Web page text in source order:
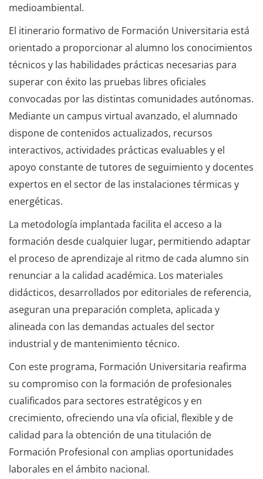
medioambiental.
El itinerario formativo de Formación Universitaria está
orientado a proporcionar al alumno los conocimientos
técnicos y las habilidades prácticas necesarias para
superar con éxito las pruebas libres oficiales
convocadas por las distintas comunidades autónomas.
Mediante un campus virtual avanzado, el alumnado
dispone de contenidos actualizados, recursos
interactivos, actividades prácticas evaluables y el
apoyo constante de tutores de seguimiento y docentes
expertos en el sector de las instalaciones térmicas y
energéticas.
La metodología implantada facilita el acceso a la
formación desde cualquier lugar, permitiendo adaptar
el proceso de aprendizaje al ritmo de cada alumno sin
renunciar a la calidad académica. Los materiales
didácticos, desarrollados por editoriales de referencia,
aseguran una preparación completa, aplicada y
alineada con las demandas actuales del sector
industrial y de mantenimiento técnico.
Con este programa, Formación Universitaria reafirma
su compromiso con la formación de profesionales
cualificados para sectores estratégicos y en
crecimiento, ofreciendo una vía oficial, flexible y de
calidad para la obtención de una titulación de
Formación Profesional con amplias oportunidades
laborales en el ámbito nacional.